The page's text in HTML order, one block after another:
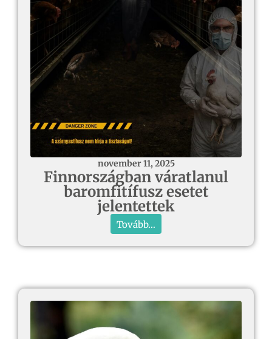
november 11, 2025
Finnországban váratlanul
baromfitífusz esetet
jelentettek
Tovább...